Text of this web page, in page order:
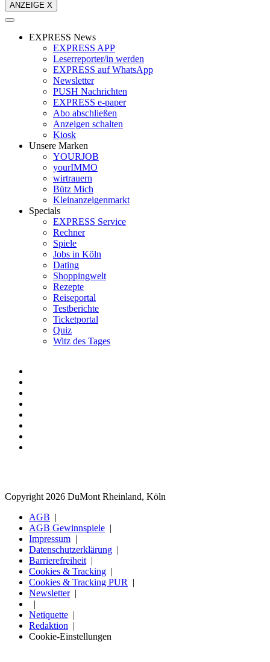
ANZEIGE X
EXPRESS News
EXPRESS APP
Leserreporter/in werden
EXPRESS auf WhatsApp
Newsletter
PUSH Nachrichten
EXPRESS e-paper
Abo abschließen
Anzeigen schalten
Kiosk
Unsere Marken
YOURJOB
yourIMMO
wirtrauern
Bütz Mich
Kleinanzeigenmarkt
Specials
EXPRESS Service
Rechner
Spiele
Jobs in Köln
Dating
Shoppingwelt
Rezepte
Reiseportal
Testberichte
Ticketportal
Quiz
Witz des Tages
Copyright 2026 DuMont Rheinland, Köln
AGB
AGB Gewinnspiele
Impressum
Datenschutzerklärung
Barrierefreiheit
Cookies & Tracking
Cookies & Tracking PUR
Newsletter
Netiquette
Redaktion
Cookie-Einstellungen